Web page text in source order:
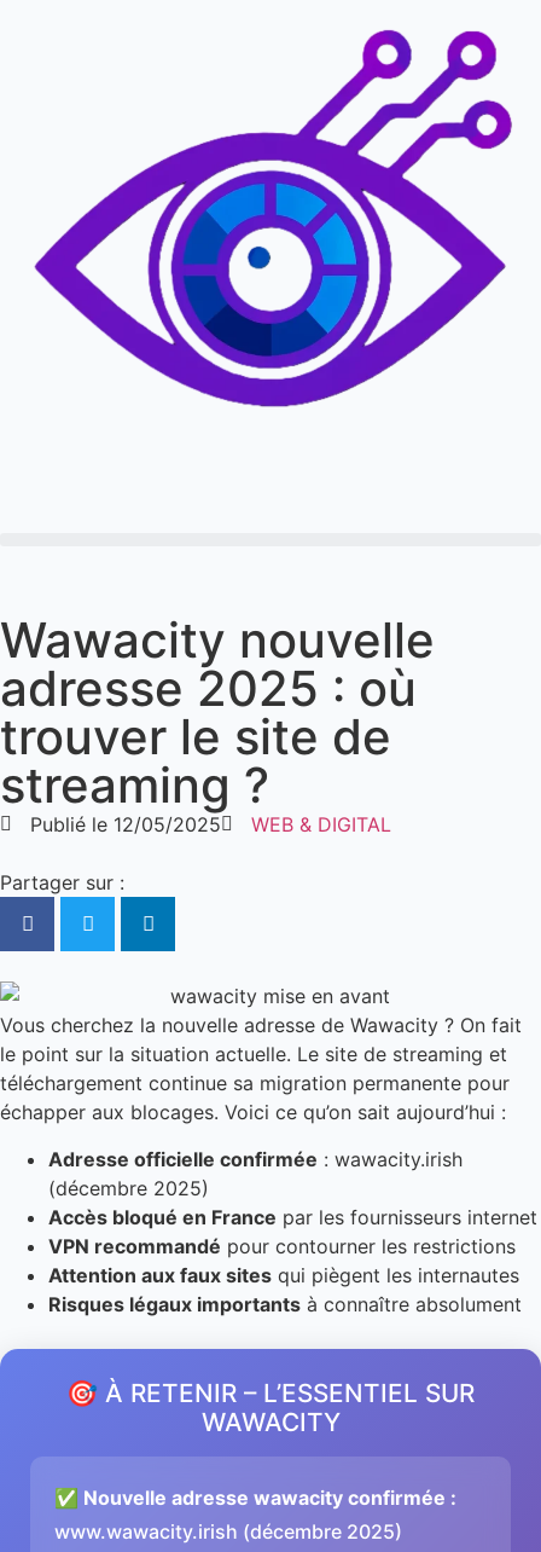
Wawacity nouvelle
adresse 2025 : où
trouver le site de
streaming ?
Publié le 12/05/2025 WEB & DIGITAL
Partager sur :
Vous cherchez la nouvelle adresse de Wawacity ? On fait
le point sur la situation actuelle. Le site de streaming et
téléchargement continue sa migration permanente pour
échapper aux blocages. Voici ce qu’on sait aujourd’hui :
Adresse officielle confirmée : wawacity.irish
(décembre 2025)
Accès bloqué en France par les fournisseurs internet
VPN recommandé pour contourner les restrictions
Attention aux faux sites qui piègent les internautes
Risques légaux importants à connaître absolument
🎯 À RETENIR – L’ESSENTIEL SUR
WAWACITY
✅ Nouvelle adresse wawacity confirmée :
www.wawacity.irish (décembre 2025)